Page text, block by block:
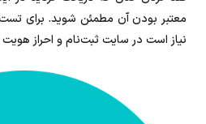
معتبر بودن آن مطمئن شوید. برای
نیاز است در سایت ثبت‌نام و احراز هویت